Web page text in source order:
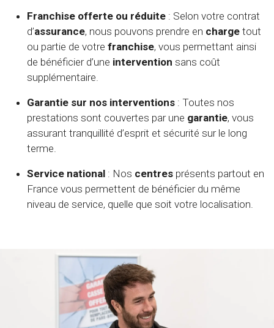
Franchise offerte ou réduite : Selon votre contrat
d’assurance, nous pouvons prendre en charge tout
ou partie de votre franchise, vous permettant ainsi
de bénéficier d’une intervention sans coût
supplémentaire.
Garantie sur nos interventions : Toutes nos
prestations sont couvertes par une garantie, vous
assurant tranquillité d’esprit et sécurité sur le long
terme.
Service national : Nos centres présents partout en
France vous permettent de bénéficier du même
niveau de service, quelle que soit votre localisation.